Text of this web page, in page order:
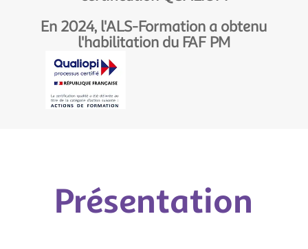
En 2024, l'ALS-Formation a obtenu
l'habilitation du FAF PM
Présentation